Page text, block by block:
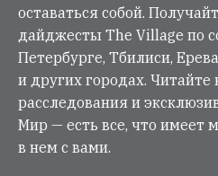
оставаться собой.
дайджесты The Village по
Петербурге, Тбилиси,
и других городах.
расследования и
Мир — есть все, что имеет
в нем с вами.